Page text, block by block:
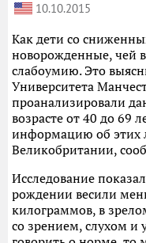
10.10.2015
Как дети со
новорожденные, чей
слабоумию. Это
Университета
проанализировали
возрасте от 40 до 69
информацию об этих
Великобритании,
Исследование
рождении весили
килограммов, в
со зрением, слухом и